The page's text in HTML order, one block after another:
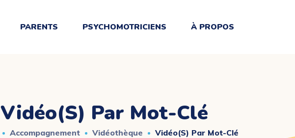
PARENTS PSYCHOMOTRICIENS À PROPOS
Vidéo(s) Par Mot-Clé
Accompagnement Vidéothèque Vidéo(s) Par Mot-Clé